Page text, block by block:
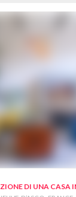
DI UNA CASA